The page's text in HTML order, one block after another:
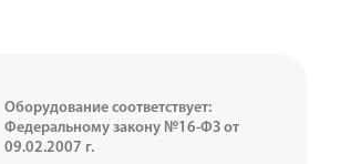
Оборудование соответствует:
Федеральному закону №16-ФЗ от
09.02.2007 г.